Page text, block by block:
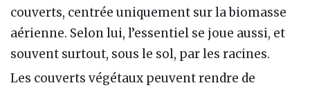
couverts, centrée uniquement sur la biomasse
aérienne. Selon lui, l’essentiel se joue aussi, et
souvent surtout, sous le sol, par les racines.
Les couverts végétaux peuvent rendre de